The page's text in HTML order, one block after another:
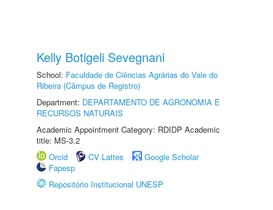
Kelly Botigeli Sevegnani
School: Faculdade de Ciências Agrárias do Vale do
Ribeira (Câmpus de Registro)
Department: DEPARTAMENTO DE AGRONOMIA E
RECURSOS NATURAIS
Academic Appointment Category: RDIDP Academic
title: MS-3.2
Orcid
CV Lattes
Google Scholar
Fapesp
Repositório Institucional UNESP